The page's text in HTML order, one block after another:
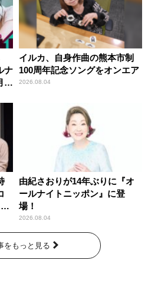
ナ
替
イルカ、自身作曲の熊本市制
100周年記念ソングをオンエア
2026.08.04
由紀さおりが14年ぶりに『オ
ールナイトニッポン』に登
場！
2026.08.04
をもっと見る